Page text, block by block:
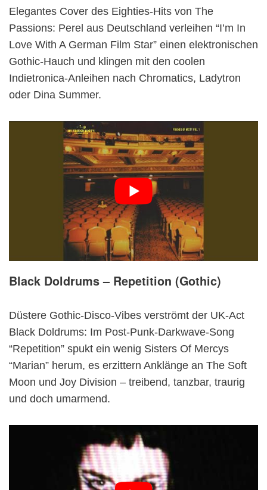
Elegantes Cover des Eighties-Hits von The
Passions: Perel aus Deutschland verleihen “I’m In
Love With A German Film Star” einen elektronischen
Gothic-Hauch und klingen mit den coolen
Indietronica-Anleihen nach Chromatics, Ladytron
oder Dina Summer.
Black Doldrums – Repetition (Gothic)
Düstere Gothic-Disco-Vibes verströmt der UK-Act
Black Doldrums: Im Post-Punk-Darkwave-Song
“Repetition” spukt ein wenig Sisters Of Mercys
“Marian” herum, es erzittern Anklänge an The Soft
Moon und Joy Division – treibend, tanzbar, traurig
und doch umarmend.